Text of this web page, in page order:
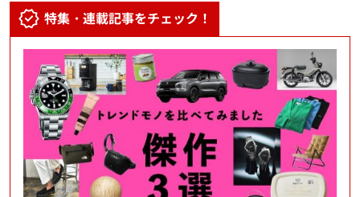
特集・連載記事をチェック！